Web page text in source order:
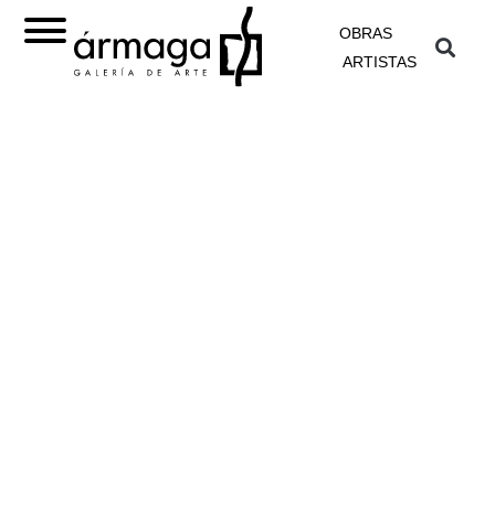
OBRAS
ARTISTAS